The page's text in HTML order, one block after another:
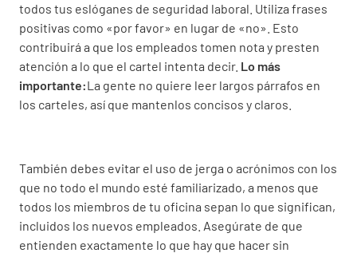
todos tus eslóganes de seguridad laboral. Utiliza frases
positivas como «por favor» en lugar de «no». Esto
contribuirá a que los empleados tomen nota y presten
atención a lo que el cartel intenta decir. Lo más
importante:La gente no quiere leer largos párrafos en
los carteles, así que mantenlos concisos y claros.
También debes evitar el uso de jerga o acrónimos con los
que no todo el mundo esté familiarizado, a menos que
todos los miembros de tu oficina sepan lo que significan,
incluidos los nuevos empleados. Asegúrate de que
entienden exactamente lo que hay que hacer sin